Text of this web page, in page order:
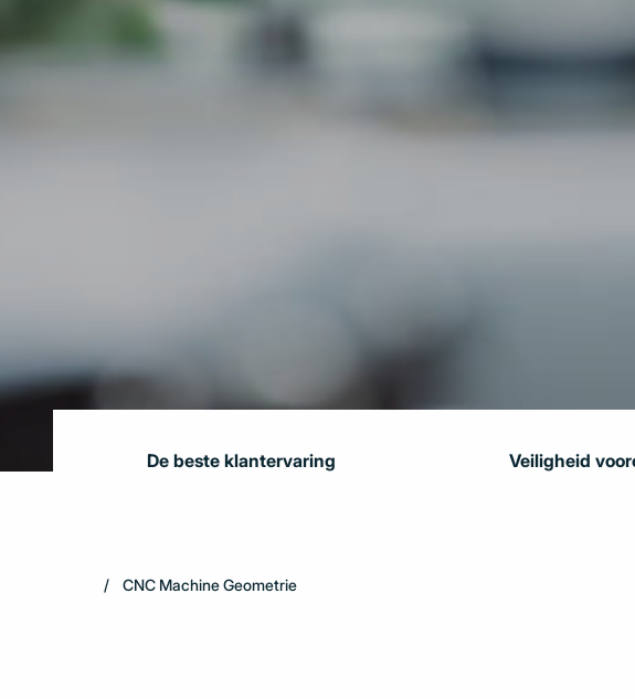
De beste klantervaring Veiligheid
CNC Machine Geometrie